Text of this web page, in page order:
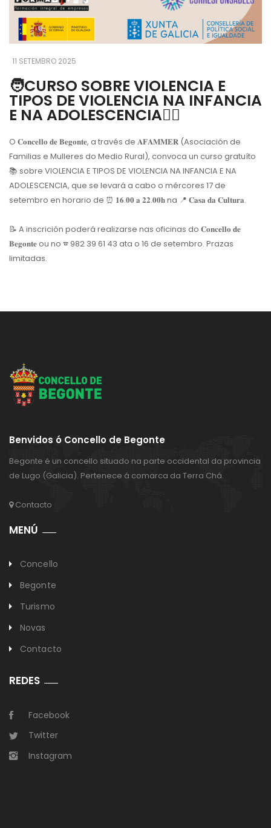
11 SETEMBRO 2025
🧑CURSO SOBRE VIOLENCIA E
TIPOS DE VIOLENCIA NA INFANCIA
E NA ADOLESCENCIA👱‍♀️
O 𝐂𝐨𝐧𝐜𝐞𝐥𝐥𝐨 𝐝𝐞 𝐁𝐞𝐠𝐨𝐧𝐭𝐞, a través de 𝐀𝐅𝐀𝐌𝐌𝐄𝐑 (Asociación de
Familias e Mulleres do Medio Rural), convoca un curso gratuíto
📚 sobre VIOLENCIA E TIPOS DE VIOLENCIA NA INFANCIA E NA
ADOLESCENCIA, que se levará a cabo o mércores 17 de
setembro en horario de ⏰ 𝟏𝟔.𝟎𝟎 𝐚 𝟐𝟐.𝟎𝟎𝐡 na 📍 𝐂𝐚𝐬𝐚 𝐝𝐚 𝐂𝐮𝐥𝐭𝐮𝐫𝐚.
📝 A inscrición poderá realizarse nas oficinas do 𝐂𝐨𝐧𝐜𝐞𝐥𝐥𝐨 𝐝𝐞
𝐁𝐞𝐠𝐨𝐧𝐭𝐞 ou no ☎ 982 39 61 43 ata o 16 de setembro. Prazas
limitadas.
Benvidos ó Concello de Begonte
Begonte é un concello situado na parte occidental da provincia
de Lugo (Galicia). Pertenece á comarca da Terra Chá.
Contacto
MENÚ
Concello
Begonte
Turismo
Novas
Contacto
REDES
Facebook
Twitter
Instagram